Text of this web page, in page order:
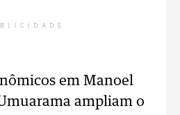
em Manoel
ampliam o